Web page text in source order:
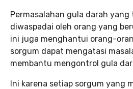
Permasalahan gula darah
diwaspadai oleh orang yang
ini juga menghantui orang-
sorgum dapat mengatasi
membantu mengontrol gula
Ini karena setiap sorgum yang